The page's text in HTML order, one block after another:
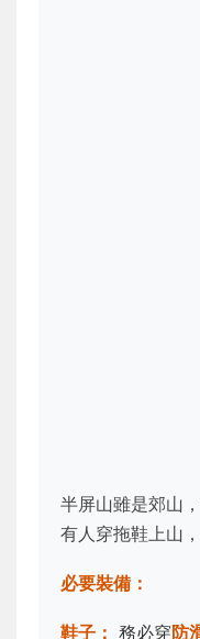
半屏山雖是郊山
有人穿拖鞋上山
必要裝備：
鞋子： 務必穿防